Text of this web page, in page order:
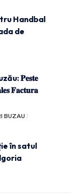
Handbal
de
𝐏𝐞𝐬𝐭𝐞
𝐅𝐚𝐜𝐭𝐮𝐫𝐚
BUZAU
în satul